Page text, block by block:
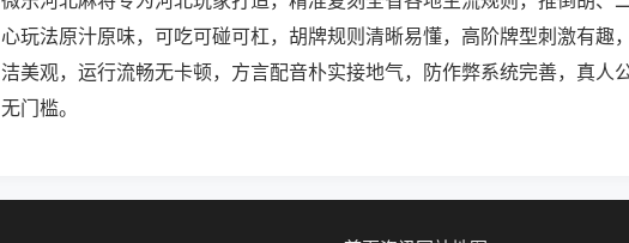
心玩法原汁原味，可吃可碰可杠，胡牌规则清晰易懂，高阶牌型刺激有趣
洁美观，运行流畅无卡顿，方言配音朴实接地气，防作弊系统完善，真人
无门槛。